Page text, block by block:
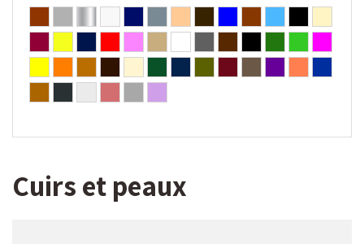
Cuirs et peaux